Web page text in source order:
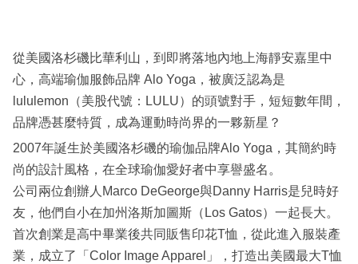
區
從美國洛杉磯比華利山，到即將落地內地上海靜安嘉里中
心，高端瑜伽服飾品牌 Alo Yoga，被廣泛認為是
lululemon（美股代號：LULU）的頭號對手，短短數年間，
品牌憑甚麼特質，成為運動時尚界的一夥新星？
2007年誕生於美國洛杉磯的瑜伽品牌Alo Yoga，其簡約時
尚的設計風格，在全球瑜伽愛好者中享譽盛名。
公司兩位創辦人Marco DeGeorge與Danny Harris是兒時好
友，他們自小在加州洛斯加圖斯（Los Gatos）一起長大。
首次創業是高中畢業後共同販售印花T恤，從此進入服裝產
業，成立了「Color Image Apparel」，打造出美國最大T恤